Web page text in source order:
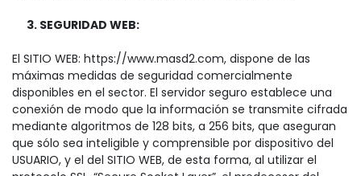
3. SEGURIDAD WEB:
El SITIO WEB: https://www.masd2.com, dispone de las
máximas medidas de seguridad comercialmente
disponibles en el sector. El servidor seguro establece una
conexión de modo que la información se transmite cifrada
mediante algoritmos de 128 bits, a 256 bits, que aseguran
que sólo sea inteligible y comprensible por dispositivo del
USUARIO, y el del SITIO WEB, de esta forma, al utilizar el